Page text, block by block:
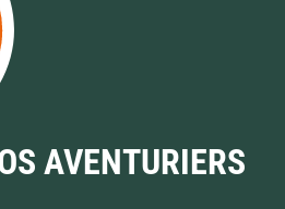
AVENTURIERS